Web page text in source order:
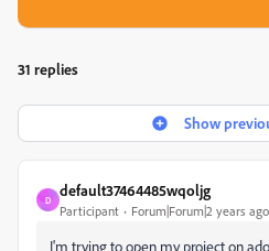
31 replies
Show
D
default37464485wqoljg
Participant Forum|Forum|2 years ago
I'm trying to open my project on